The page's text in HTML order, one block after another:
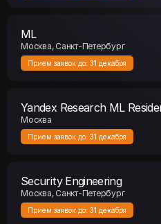
ML
Москва, Санкт-Петербург
Прием заявок до: 31 декабря
Yandex Research ML
Москва
Прием заявок до: 31 декабря
Security Engineering
Москва, Санкт-Петербург
Прием заявок до: 31 декабря